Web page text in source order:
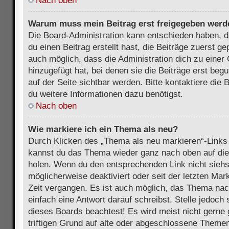
Warum muss mein Beitrag erst freigegeben
Die Board-Administration kann entschieden haben,
du einen Beitrag erstellt hast, die Beiträge zuerst
auch möglich, dass die Administration dich zu einer
hinzugefügt hat, bei denen sie die Beiträge erst
auf der Seite sichtbar werden. Bitte kontaktiere die
du weitere Informationen dazu benötigst.
Nach oben
Wie markiere ich ein Thema als neu?
Durch Klicken des „Thema als neu markieren“-
kannst du das Thema wieder ganz nach oben auf
holen. Wenn du den entsprechenden Link nicht
möglicherweise deaktiviert oder seit der letzten
Zeit vergangen. Es ist auch möglich, das Thema
einfach eine Antwort darauf schreibst. Stelle jedoch
dieses Boards beachtest! Es wird meist nicht gerne
triftigen Grund auf alte oder abgeschlossene